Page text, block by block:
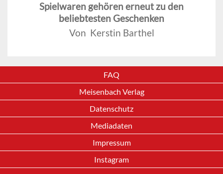
Spielwaren gehören erneut zu den
beliebtesten Geschenken
Von Kerstin Barthel
FAQ
Meisenbach Verlag
Datenschutz
Mediadaten
Impressum
Instagram